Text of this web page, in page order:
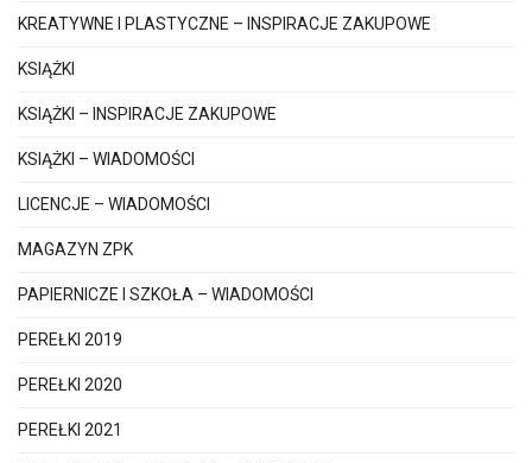
KREATYWNE I PLASTYCZNE – INSPIRACJE ZAKUPOWE
KSIĄŻKI
KSIĄŻKI – INSPIRACJE ZAKUPOWE
KSIĄŻKI – WIADOMOŚCI
LICENCJE – WIADOMOŚCI
MAGAZYN ZPK
PAPIERNICZE I SZKOŁA – WIADOMOŚCI
PEREŁKI 2019
PEREŁKI 2020
PEREŁKI 2021